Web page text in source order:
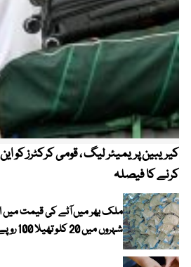
کرنے کا فیصلہ
ملک بھر میں آٹے کی قیمت میں
شہروں میں 20 کلو تھیلا 100 روپے تک مہنگا